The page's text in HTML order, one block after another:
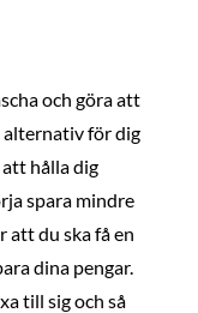
och göra att
alternativ för dig
hålla dig
spara mindre
att du ska få en
dina pengar.
till sig och så